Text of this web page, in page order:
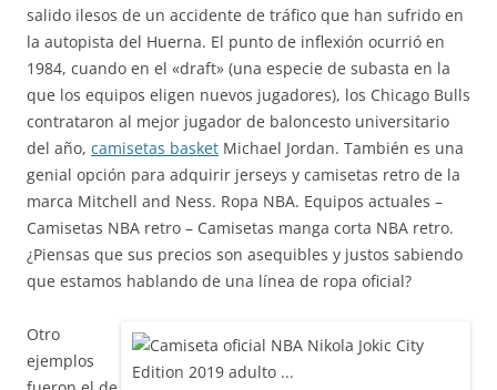
salido ilesos de un accidente de tráfico que han sufrido en
la autopista del Huerna. El punto de inflexión ocurrió en
1984, cuando en el «draft» (una especie de subasta en la
que los equipos eligen nuevos jugadores), los Chicago Bulls
contrataron al mejor jugador de baloncesto universitario
del año, camisetas basket Michael Jordan. También es una
genial opción para adquirir jerseys y camisetas retro de la
marca Mitchell and Ness. Ropa NBA. Equipos actuales –
Camisetas NBA retro – Camisetas manga corta NBA retro.
¿Piensas que sus precios son asequibles y justos sabiendo
que estamos hablando de una línea de ropa oficial?
Otro
ejemplos